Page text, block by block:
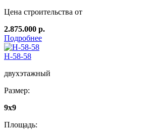
Цена строительства от
2.875.000 р.
Подробнее
Н-58-58
двухэтажный
Размер:
9х9
Площадь: